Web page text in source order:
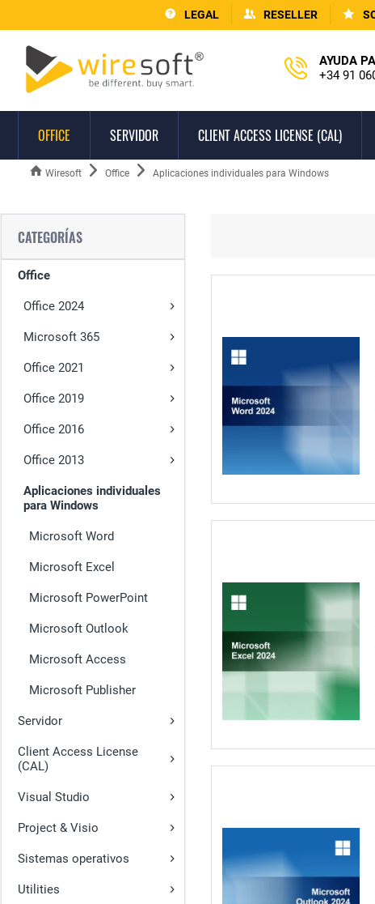
LEGAL RESELLER
AYUDA
+34 91
OFFICE SERVIDOR CLIENT ACCESS LICENSE (CAL)
Wiresoft Office Aplicaciones individuales para Windows
CATEGORÍAS
Office
Office 2024
Microsoft 365
Office 2021
Office 2019
Office 2016
Office 2013
Aplicaciones individuales
para Windows
Microsoft Word
Microsoft Excel
Microsoft PowerPoint
Microsoft Outlook
Microsoft Access
Microsoft Publisher
Servidor
Client Access License
(CAL)
Visual Studio
Project & Visio
Sistemas operativos
Utilities